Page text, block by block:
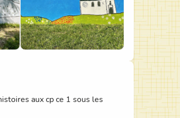
aux cp ce 1 sous les